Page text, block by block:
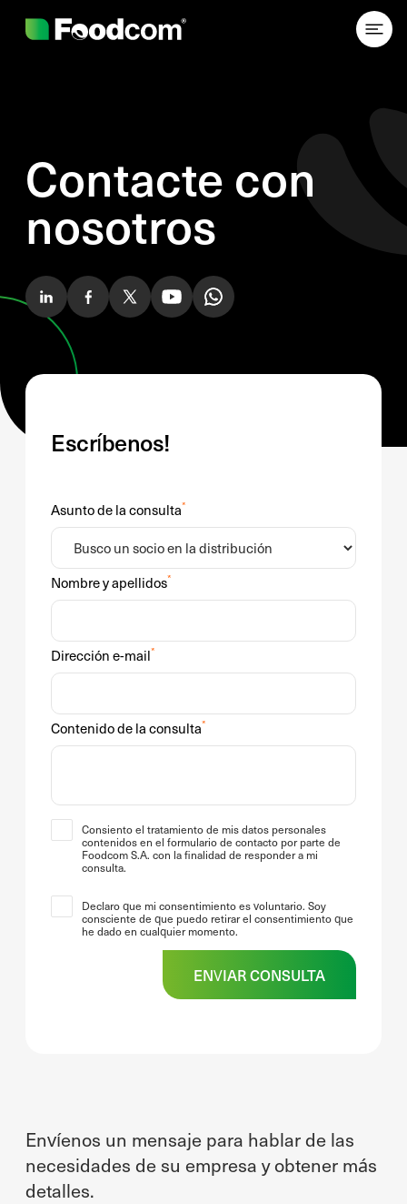
Contacte con
nosotros
Envíenos un mensaje para hablar de las
necesidades de su empresa y obtener más
detalles.
Escríbenos!
Asunto de la consulta*
Nombre y apellidos*
Dirección e-mail*
Contenido de la consulta*
Consiento el tratamiento de mis datos personales
contenidos en el formulario de contacto por parte de
Foodcom S.A. con la finalidad de responder a mi
consulta.
Declaro que mi consentimiento es voluntario. Soy
consciente de que puedo retirar el consentimiento que
he dado en cualquier momento.